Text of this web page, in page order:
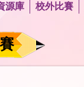
源庫 校外比賽